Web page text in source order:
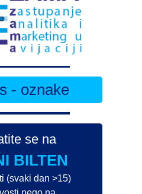
- oznake
se na
BILTEN
(svaki dan >15)